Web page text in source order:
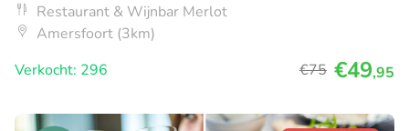
Restaurant & Wijnbar Merlot
Amersfoort (3km)
Verkocht: 296
€75 €49,95